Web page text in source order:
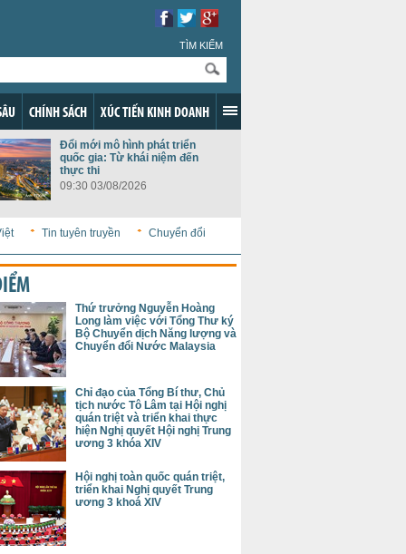
TÌM KIẾM
CHÍNH SÁCH XÚC TIẾN KINH DOANH
Đổi mới mô hình phát triển
quốc gia: Từ khái niệm đến
thực thi
09:30 03/08/2026
Tin tuyên truyền
Chuyển đổi
Thứ trưởng Nguyễn Hoàng
Long làm việc với Tổng Thư ký
Bộ Chuyển dịch Năng lượng và
Chuyển đổi Nước Malaysia
Chỉ đạo của Tổng Bí thư, Chủ
tịch nước Tô Lâm tại Hội nghị
quán triệt và triển khai thực
hiện Nghị quyết Hội nghị Trung
ương 3 khóa XIV
Hội nghị toàn quốc quán triệt,
triển khai Nghị quyết Trung
ương 3 khoá XIV